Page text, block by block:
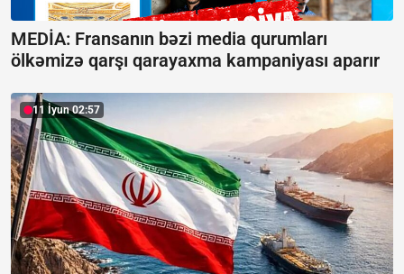
MEDİA: Fransanın bəzi media qurumları
ölkəmizə qarşı qarayaxma kampaniyası aparır
11 İyun 02:57